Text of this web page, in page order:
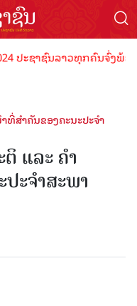
ະຊາຊົນລາວທຸກຄົນຈົ່ງພ້ອມ
ທີ່ສຳຄັນຂອງຄະນະປະຈຳ
ແລະ ຄຳ
ະຈຳສະພາ